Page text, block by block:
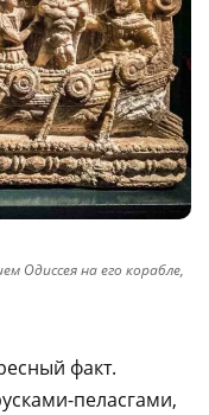
Одиссея на его корабле,
факт.
пеласгами,